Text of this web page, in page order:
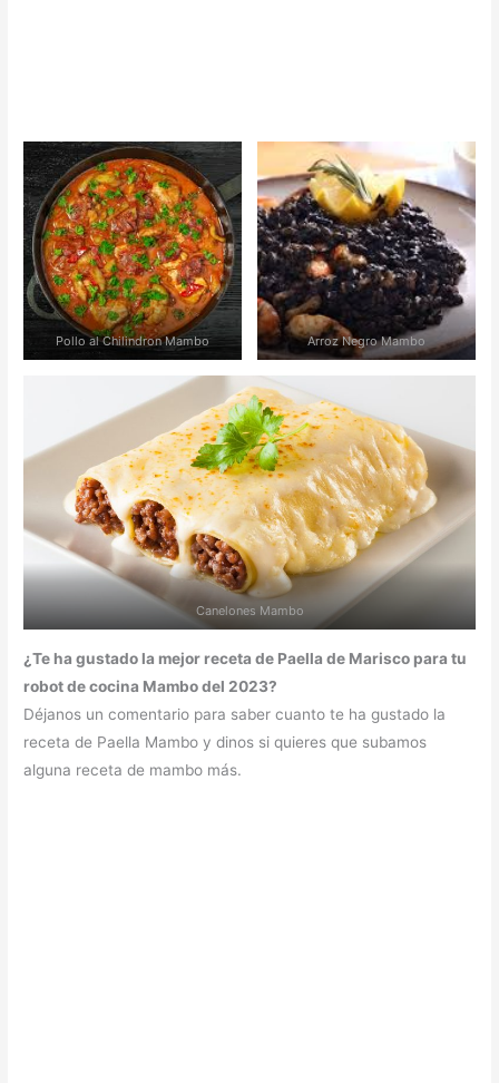
Pollo al Chilindron Mambo Arroz Negro Mambo
Canelones Mambo
¿Te ha gustado la mejor receta de Paella de Marisco para tu
robot de cocina Mambo del 2023?
Déjanos un comentario para saber cuanto te ha gustado la
receta de Paella Mambo y dinos si quieres que subamos
alguna receta de mambo más.